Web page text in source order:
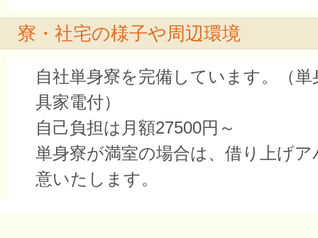
寮・社宅の様子や周辺環境
自社単身寮を完備しています。（
具家電付）
自己負担は月額27500円～
単身寮が満室の場合は、借り上げ
意いたします。